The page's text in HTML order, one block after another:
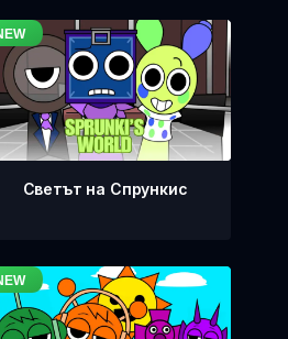
Светът на Спрункис